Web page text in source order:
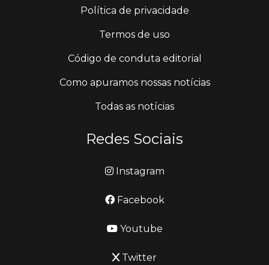
Política de privacidade
Termos de uso
Código de conduta editorial
Como apuramos nossas notícias
Todas as notícias
Redes Sociais
Instagram
Facebook
Youtube
Twitter